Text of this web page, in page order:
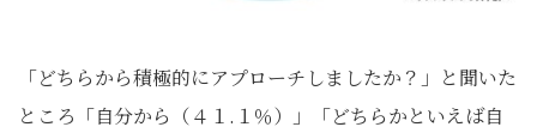
「どちらから積極的にアプローチしましたか？」と聞いた
ところ「自分から（４１.１％）」「どちらかといえば自